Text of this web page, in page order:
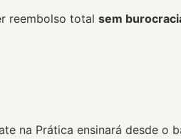
reembolso total sem
na Prática ensinará desde o